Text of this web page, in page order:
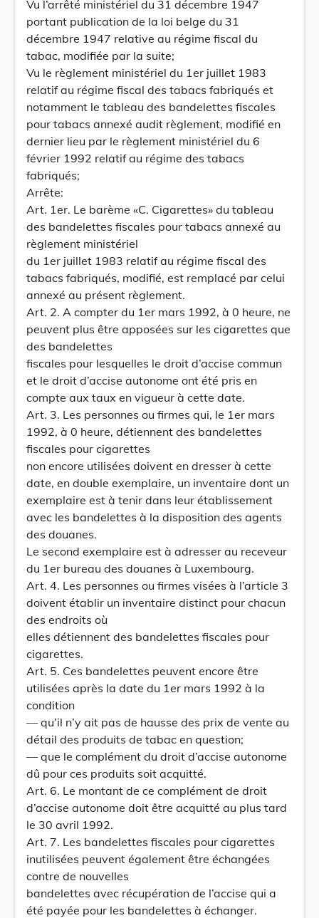
Vu l’arrêté ministériel du 31 décembre 1947
portant publication de la loi belge du 31
décembre 1947 relative au régime fiscal du
tabac, modifiée par la suite;
Vu le règlement ministériel du 1er juillet 1983
relatif au régime fiscal des tabacs fabriqués et
notamment le tableau des bandelettes fiscales
pour tabacs annexé audit règlement, modifié en
dernier lieu par le règlement ministériel du 6
février 1992 relatif au régime des tabacs
fabriqués;
Arrête:
Art. 1er. Le barème «C. Cigarettes» du tableau
des bandelettes fiscales pour tabacs annexé au
règlement ministériel
du 1er juillet 1983 relatif au régime fiscal des
tabacs fabriqués, modifié, est remplacé par celui
annexé au présent règlement.
Art. 2. A compter du 1er mars 1992, à 0 heure, ne
peuvent plus être apposées sur les cigarettes que
des bandelettes
fiscales pour lesquelles le droit d’accise commun
et le droit d’accise autonome ont été pris en
compte aux taux en vigueur à cette date.
Art. 3. Les personnes ou firmes qui, le 1er mars
1992, à 0 heure, détiennent des bandelettes
fiscales pour cigarettes
non encore utilisées doivent en dresser à cette
date, en double exemplaire, un inventaire dont un
exemplaire est à tenir dans leur établissement
avec les bandelettes à la disposition des agents
des douanes.
Le second exemplaire est à adresser au receveur
du 1er bureau des douanes à Luxembourg.
Art. 4. Les personnes ou firmes visées à l’article 3
doivent établir un inventaire distinct pour chacun
des endroits où
elles détiennent des bandelettes fiscales pour
cigarettes.
Art. 5. Ces bandelettes peuvent encore être
utilisées après la date du 1er mars 1992 à la
condition
— qu’il n’y ait pas de hausse des prix de vente au
détail des produits de tabac en question;
— que le complément du droit d’accise autonome
dû pour ces produits soit acquitté.
Art. 6. Le montant de ce complément de droit
d’accise autonome doit être acquitté au plus tard
le 30 avril 1992.
Art. 7. Les bandelettes fiscales pour cigarettes
inutilisées peuvent également être échangées
contre de nouvelles
bandelettes avec récupération de l’accise qui a
été payée pour les bandelettes à échanger.